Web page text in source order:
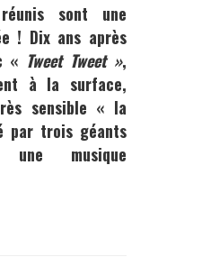
sont une
! Dix ans après
« Tweet Tweet »,
à la surface,
sensible « la
par trois géants
musique